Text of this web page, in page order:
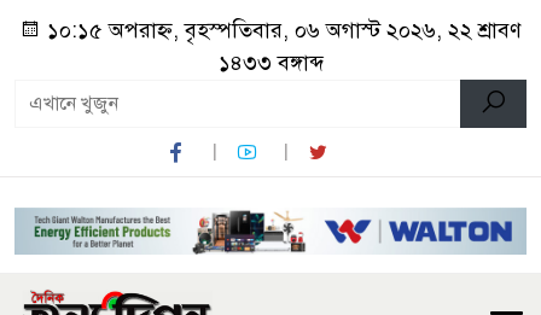
১০:১৫ অপরাহ্ন, বৃহস্পতিবার, ০৬ অগাস্ট ২০২৬, ২২ শ্রাবণ
১৪৩৩ বঙ্গাব্দ